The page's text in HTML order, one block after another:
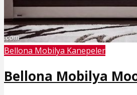
Bellona Mobilya Kanepeler
Bellona Mobilya